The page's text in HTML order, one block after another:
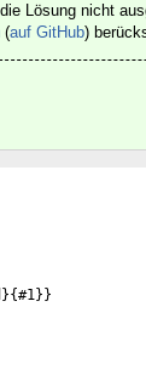
Lösung nicht
(auf GitHub)
}{#1}}